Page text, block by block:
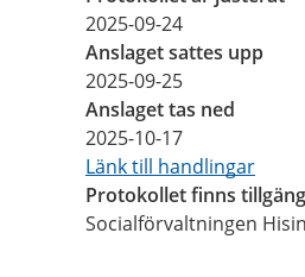
2025-09-24
Anslaget sattes upp
2025-09-25
Anslaget tas ned
2025-10-17
Länk till handlingar
Protokollet finns
Socialförvaltningen